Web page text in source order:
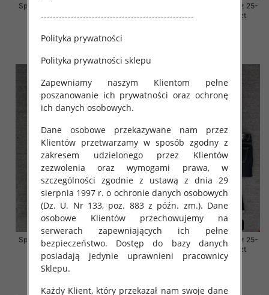
Spodnie damskie jeansy Roz 25-
30, 1 Kolor Paczka 10 szt
61.00 zł
Spodnie damskie jeansy Roz 25-
30, 1 Kolor Paczka 10 szt
Spodnie damskie jeansy Roz 25-
30, 1 Kolor Paczka 10 szt
57.00 zł
Spodnie damskie jeansy Roz 25-
30, 1 Kolor Paczka 10 szt
---------------------------------------------------
Polityka prywatności
Polityka prywatności sklepu
Zapewniamy naszym Klientom pełne
poszanowanie ich prywatności oraz ochronę
ich danych osobowych.
Dane osobowe przekazywane nam przez
Klientów przetwarzamy w sposób zgodny z
zakresem udzielonego przez Klientów
zezwolenia oraz wymogami prawa, w
szczególności zgodnie z ustawą z dnia 29
sierpnia 1997 r. o ochronie danych osobowych
(Dz. U. Nr 133, poz. 883 z późn. zm.). Dane
osobowe Klientów przechowujemy na
serwerach zapewniających ich pełne
bezpieczeństwo. Dostęp do bazy danych
posiadają jedynie uprawnieni pracownicy
Sklepu.
Każdy Klient, który przekazał nam swoje dane